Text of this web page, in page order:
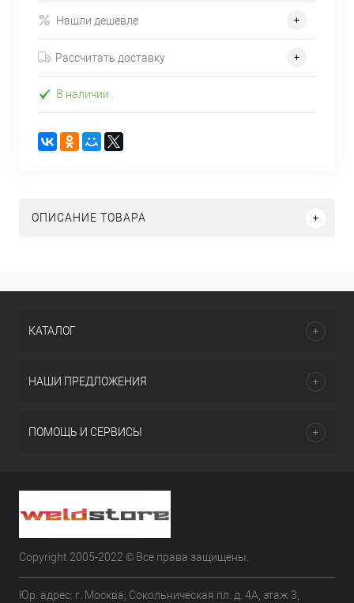
Нашли дешевле
Рассчитать доставку
В наличии
ОПИСАНИЕ ТОВАРА
КАТАЛОГ
НАШИ ПРЕДЛОЖЕНИЯ
ПОМОЩЬ И СЕРВИСЫ
Copyright 2005-2022 © Все права защищены.
Юр. адрес: г. Москва, Сокольническая пл. д. 4А, этаж 3,